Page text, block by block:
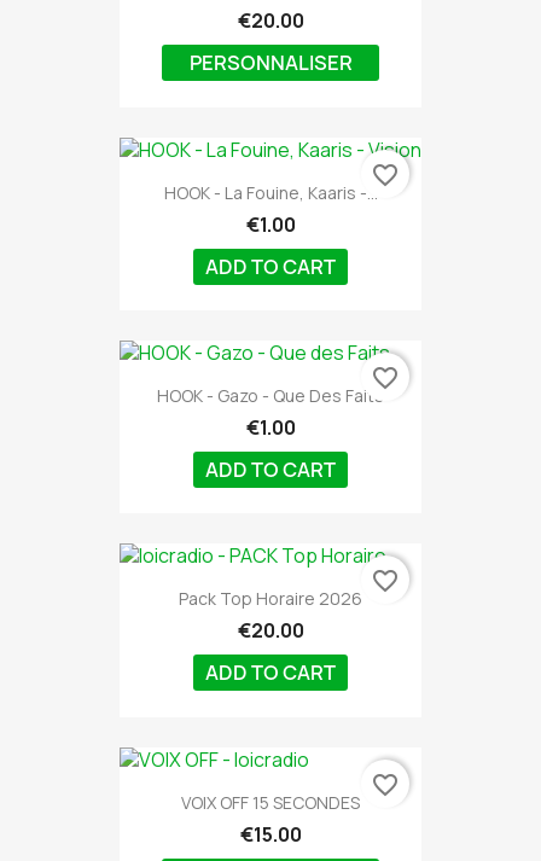
€20.00
PERSONNALISER
HOOK - La Fouine, Kaaris -...
€1.00
ADD TO CART
favorite_border
HOOK - Gazo - Que Des Faits
€1.00
ADD TO CART
favorite_border
Pack Top Horaire 2026
€20.00
ADD TO CART
favorite_border
VOIX OFF 15 SECONDES
€15.00
favorite_border